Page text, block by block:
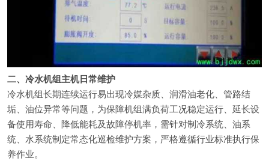
二、冷水机组主机日常维护
冷水机组长期连续运行易出现冷媒杂质、润滑油老化、管路结
垢、油位异常等问题，为保障机组满负荷工况稳定运行、延长设
备使用寿命、降低能耗及故障停机率，需针对制冷系统、油系
统、水系统制定常态化巡检维护方案，严格遵循行业标准执行保
养作业。